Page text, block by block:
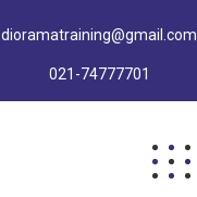
dioramatraining@gmail.com
021-74777701